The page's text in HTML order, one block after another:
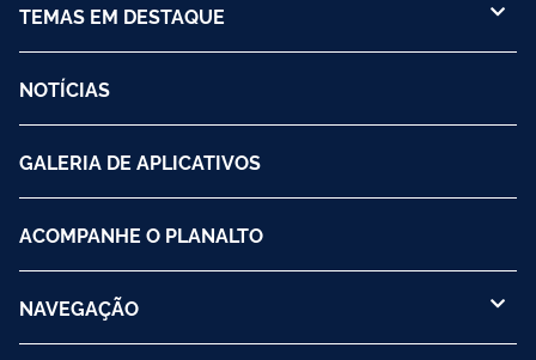
TEMAS EM DESTAQUE
NOTÍCIAS
GALERIA DE APLICATIVOS
ACOMPANHE O PLANALTO
NAVEGAÇÃO